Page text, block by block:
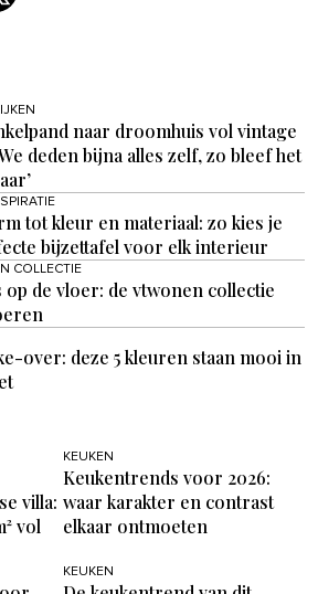
naar droomhuis vol vintage
deden bijna alles zelf, zo bleef het
tot kleur en materiaal: zo kies je
bijzettafel voor elk interieur
COLLECTIE
op de vloer: de vtwonen collectie
over: deze 5 kleuren staan mooi in
villa:
vol
KEUKEN
Keukentrends voor 2026:
waar karakter en contrast
elkaar ontmoeten
KEUKEN